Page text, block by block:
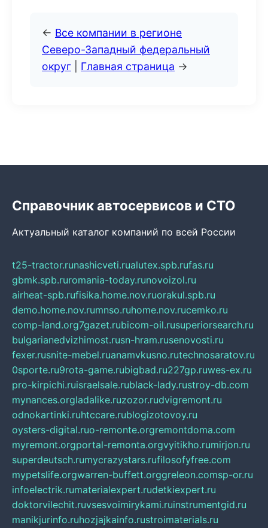
← Все компании в регионе
Северо-Западный федеральный
округ
Главная страница →
Справочник автосервисов и СТО
Актуальный каталог компаний по всей России
t25-tractor.runashicveti.rualutex.spb.rufas.ru
gbmk.spb.ruromania-today.runovoizol.ru
airheat-spb.rufisika.home.nov.ruorakul.spb.ru
demo.home.nov.rumnso.ruhome.nov.rucemko.ru
comp-land.org7gazet.rubicom-oil.rusuperiorsearch.ru
bulgarianedvizhimost.rusn-hram.rusenovosti.ru
fexer.rusnite-mebel.ruanamvkusno.rutechnosaratov.ru
0sporte.ru9rota-game.rubigbad.ru227gp.ruwes-ex.ru
pro-kirpichi.ruisraelsale.rublack-lady.rustroy-db.com
mynances.orgladalike.ruzozor.rudvigremont.ru
odnokartinki.ruhtccare.rublogizotovoy.ru
oysters-digital.ruo-remonte.orgremontdoma.com
myremont.orgportal-remonta.orgvyitikho.rumirjon.ru
superdeutsch.rumycrazystars.rufilosofyfree.com
mypetslife.orgwarren-buffett.orggreleon.comsp-or.ru
infoelectrik.rumaterialexpert.rudetkiexpert.ru
doktorvilechit.ruvsesvoimirykami.ruinstrumentgid.ru
manikjurinfo.ruhozjajkainfo.rustroimaterials.ru